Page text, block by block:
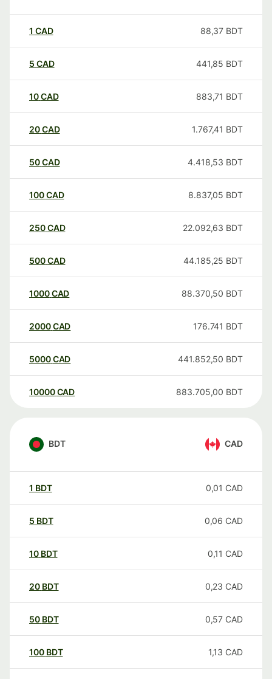
1 CAD 88,37 BDT
5 CAD 441,85 BDT
10CAD 883,71 BDT
20CAD 1.767,41 BDT
50CAD 4.418,53 BDT
100CAD 8.837,05 BDT
250CAD 22.092,63 BDT
500CAD 44.185,25 BDT
1000CAD 88.370,50 BDT
2000CAD 176.741 BDT
5000CAD 441.852,50 BDT
10000 CAD 883.705,00 BDT
BDT CAD
1 BDT 0,01 CAD
5 BDT 0,06 CAD
10 BDT 0,11 CAD
20 BDT 0,23 CAD
50 BDT 0,57 CAD
100 BDT 1,13 CAD